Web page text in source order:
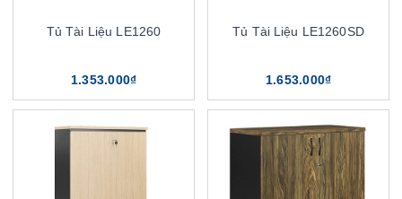
Tủ Tài Liệu LE1260
1.353.000₫
Tủ Tài Liệu LE1260SD
1.653.000₫